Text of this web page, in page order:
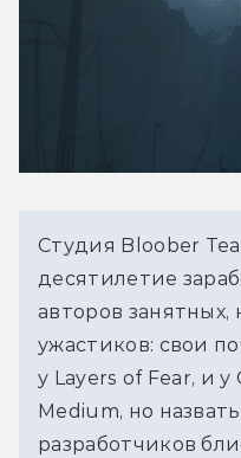
Студия Bloober
десятилетие
авторов
ужастиков: свои
у Layers of Fear, и
Medium, но
разработчиков